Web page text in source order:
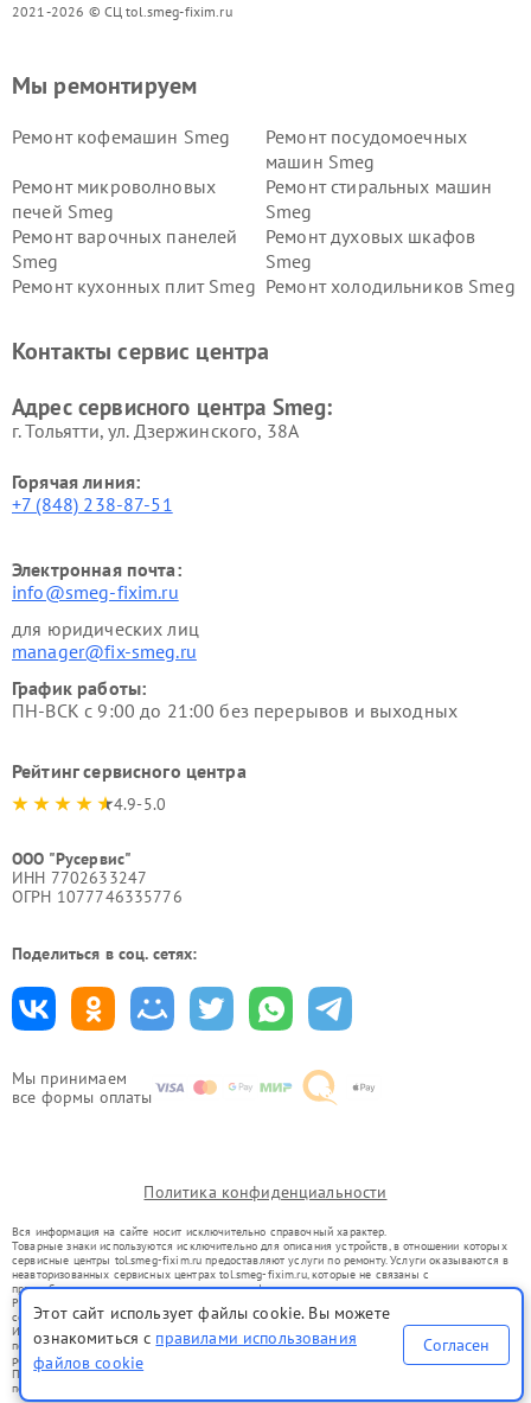
2021-2026 © СЦ tol.smeg-fixim.ru
Мы принимаем
все формы оплаты
Мы ремонтируем
Ремонт кофемашин Smeg
Ремонт посудомоечных
машин Smeg
Ремонт микроволновых
печей Smeg
Ремонт стиральных машин
Smeg
Ремонт варочных панелей
Smeg
Ремонт духовых шкафов
Smeg
Ремонт кухонных плит Smeg Ремонт холодильников Smeg
Контакты сервис центра
Адрес сервисного центра Smeg:
г. Тольятти, ул. Дзержинского, 38А
Горячая линия:
+7 (848) 238-87-51
Электронная почта:
info@smeg-fixim.ru
для юридических лиц
manager@fix-smeg.ru
График работы:
ПН-ВСК с 9:00 до 21:00 без перерывов и выходных
Рейтинг сервисного центра
4.9-5.0
ООО "Русервис"
ИНН 7702633247
ОГРН 1077746335776
Поделиться в соц. сетях:
Политика конфиденциальности
Вся информация на сайте носит исключительно справочный характер.
Товарные знаки используются исключительно для описания устройств, в отношении которых
сервисные центры tol.smeg-fixim.ru предоставляют услуги по ремонту. Услуги оказываются в
неавторизованных сервисных центрах tol.smeg-fixim.ru, которые не связаны с
правообладателями товарных знаков или их официальными представителями.
Ремонт осуществляется для устройств, уже введенных в гражданский оборот в соответствии
со статьей 1487 ГК РФ.
Использование товарных знаков не преследует цели индивидуализации услуг или введения
потребителей в заблуждение, а служит для информирования о предоставляемых услугах по
ремонту техники указанных брендов.
Представленная на сайте информация не является публичной офертой, определяемой
положениями Статьи 437(2) Гражданского кодекса РФ
Этот сайт использует файлы cookie. Вы можете
ознакомиться с правилами использования
файлов cookie
Согласен